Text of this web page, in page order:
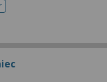
do rejestracji